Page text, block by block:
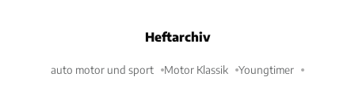
Heftarchiv
auto motor und sport Motor Klassik Youngtimer